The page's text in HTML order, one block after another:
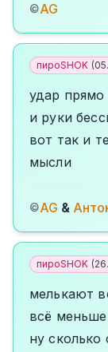
©AG
пироSHOK (
удар прямо
и руки
вот так и
мысли
©AG &
пироSHOK (
мелькают
всё
ну